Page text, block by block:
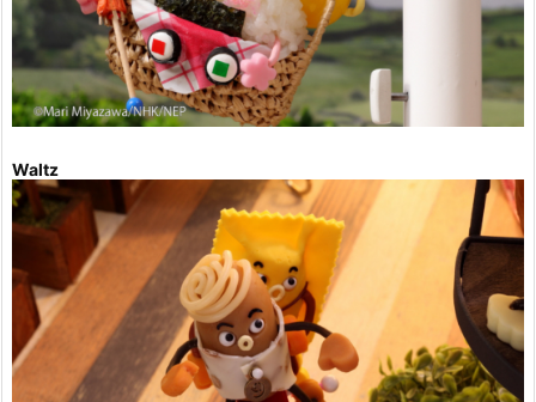
Waltz